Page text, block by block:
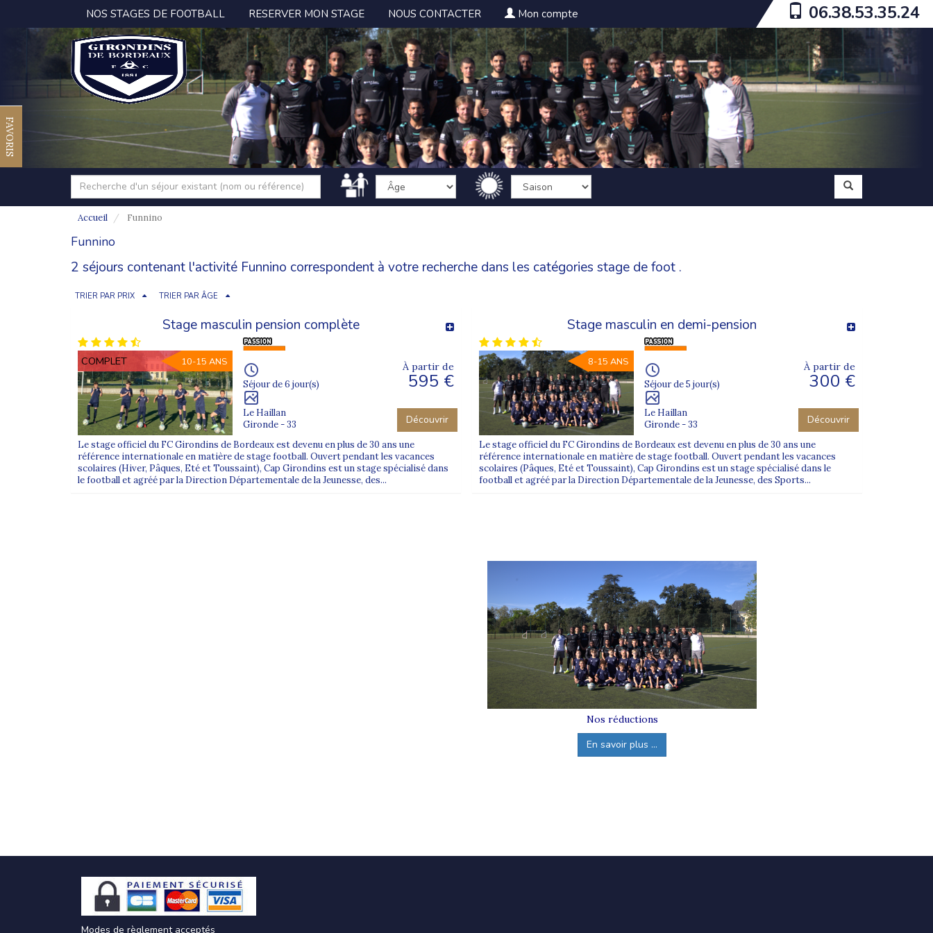
NOS STAGES DE FOOTBALL RESERVER MON STAGE NOUS CONTACTER Mon compte 06.38.53.35.24
FAVORIS
Accueil Funnino
Funnino
2 séjours contenant l'activité Funnino correspondent à votre recherche dans les catégories stage de foot .
TRIER PAR PRIX TRIER PAR ÂGE
Stage masculin pension complète
COMPLET 10-15 ANS
Séjour de 6 jour(s)
Le Haillan
Gironde - 33
À partir de
595 €
Découvrir
Le stage officiel du FC Girondins de Bordeaux est devenu en plus de 30 ans une
référence internationale en matière de stage football. Ouvert pendant les vacances
scolaires (Hiver, Pâques, Eté et Toussaint), Cap Girondins est un stage spécialisé dans
le football et agréé par la Direction Départementale de la Jeunesse, des...
Stage masculin en demi-pension
8-15 ANS
Séjour de 5 jour(s)
Le Haillan
Gironde - 33
À partir de
300 €
Découvrir
Le stage officiel du FC Girondins de Bordeaux est devenu en plus de 30 ans une
référence internationale en matière de stage football. Ouvert pendant les vacances
scolaires (Pâques, Eté et Toussaint), Cap Girondins est un stage spécialisé dans le
football et agréé par la Direction Départementale de la Jeunesse, des Sports...
Nos réductions
En savoir plus ...
Modes de règlement acceptés